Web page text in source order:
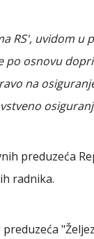
RS', uvidom
osnovu
na
preduzeća
radnika.